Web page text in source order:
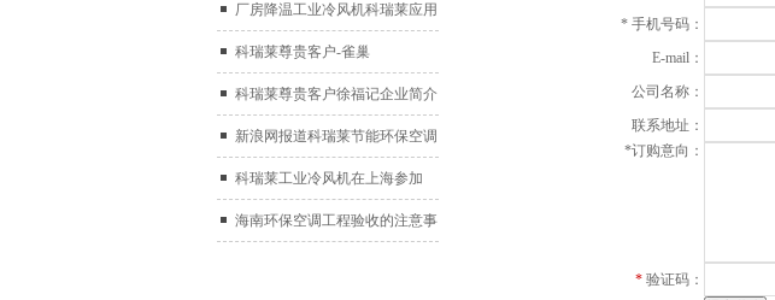
厂房降温工业冷风机科瑞莱应用
于广州制鞋厂
科瑞莱尊贵客户-雀巢
科瑞莱尊贵客户徐福记企业简介
新浪网报道科瑞莱节能环保空调
扇
科瑞莱工业冷风机在上海参加
2017中国制冷展
海南环保空调工程验收的注意事
* 手机号码：
E-mail：
公司名称：
联系地址：
*订购意向：
* 验证码：